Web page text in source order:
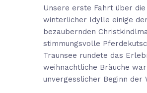
Unsere erste Fahrt über
winterlicher Idylle einige
bezaubernden
stimmungsvolle
Traunsee rundete das
weihnachtliche Bräuche
unvergesslicher Beginn der